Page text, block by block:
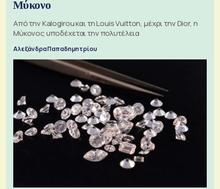
Μύκονο
Από την Kalogirou και τη Louis Vuitton, μέχρι την Dior, η
Μύκονος υποδέχεται την πολυτέλεια
Αλεξάνδρα Παπαδημητρίου